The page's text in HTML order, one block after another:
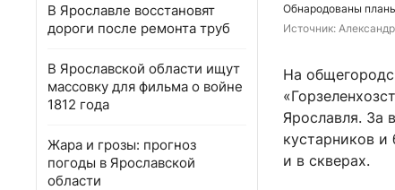
В Ярославле восстановят
дороги после ремонта труб
В Ярославской области ищут
массовку для фильма о войне
1812 года
Жара и грозы: прогноз
погоды в Ярославской
области
Обнародованы
Источник:
На
Ярославля. За
кустарников и
и в скверах.